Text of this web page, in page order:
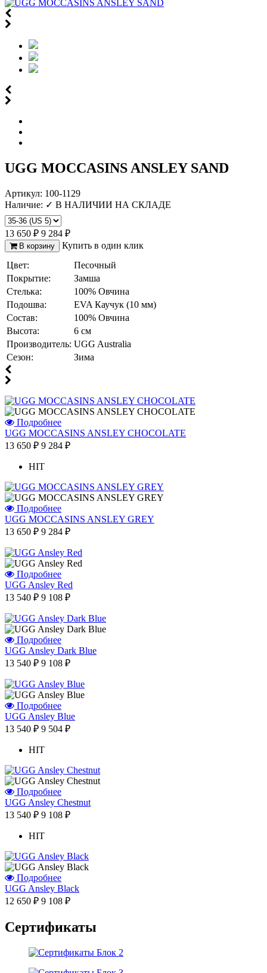
UGG MOCCASINS ANSLEY SAND
Артикул: 100-1129
Наличие: ✓ В НАЛИЧИИ НА СКЛАДЕ
13 650 ₽ 9 284 ₽
В корзину
Купить в один клик
Цвет:
Песочный
Покрытие:
Замша
Стелька:
100% Овчина
Подошва:
EVA Каучук (10 мм)
Состав:
100% Овчина
Высота:
6 см
Производитель: UGG Australia
Сезон:
Зима
Подробнее
UGG MOCCASINS ANSLEY CHOCOLATE
13 650 ₽ 9 284 ₽
HIT
Подробнее
UGG MOCCASINS ANSLEY GREY
13 650 ₽ 9 284 ₽
Подробнее
UGG Ansley Red
13 540 ₽ 9 108 ₽
Подробнее
UGG Ansley Dark Blue
13 540 ₽ 9 108 ₽
Подробнее
UGG Ansley Blue
13 540 ₽ 9 504 ₽
HIT
Подробнее
UGG Ansley Chestnut
13 540 ₽ 9 108 ₽
HIT
Подробнее
UGG Ansley Black
12 650 ₽ 9 108 ₽
Сертификаты